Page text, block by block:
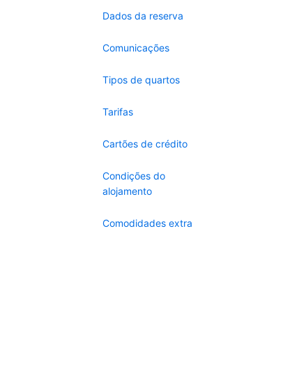
Dados da reserva
Comunicações
Tipos de quartos
Tarifas
Cartões de crédito
Condições do
alojamento
Comodidades extra